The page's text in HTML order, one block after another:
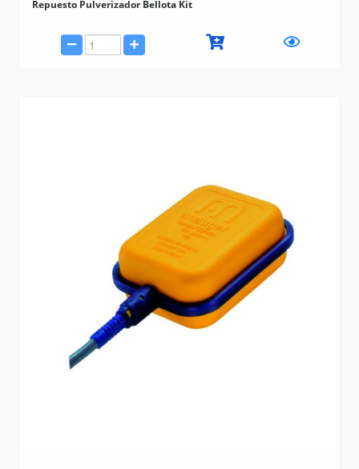
Repuesto Pulverizador Bellota Kit